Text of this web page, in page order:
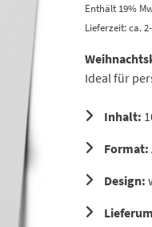
Enthält 19%
Lieferzeit: ca.
Ideal für
Inhalt:
Format:
Design: